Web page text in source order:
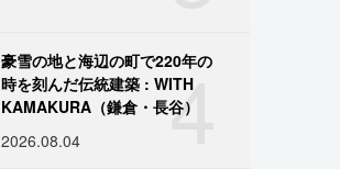
4
豪雪の地と海辺の町で220年の
時を刻んだ伝統建築 : WITH
KAMAKURA（鎌倉・長谷）
2026.08.04